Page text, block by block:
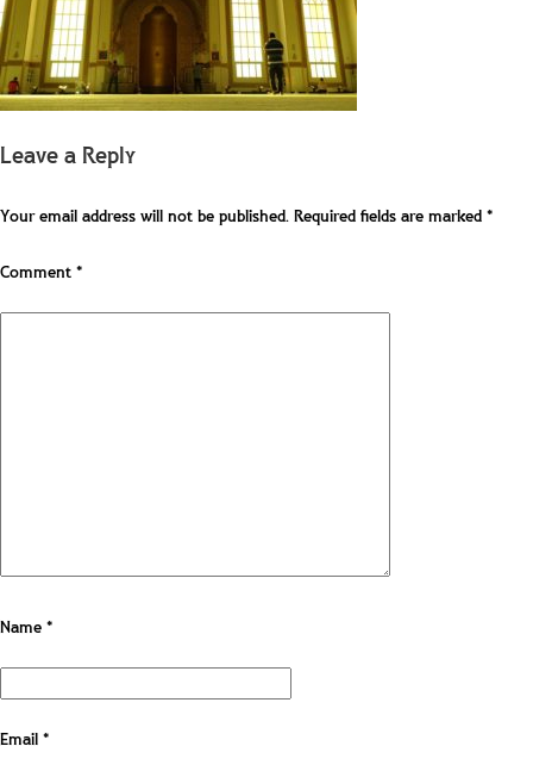
Leave a Reply
Your email address will not be published.Required fields are marked*
Comment*
Name*
Email*